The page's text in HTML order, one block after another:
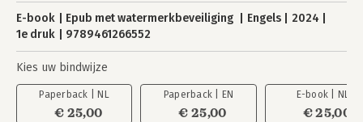
E-book Epub met watermerkbeveiliging Engels
2024
1e druk
9789461266552
Kies uw bindwijze
Paperback | NL
€ 25,00
Paperback | EN
€ 25,00
E-book | NL
€ 25,00